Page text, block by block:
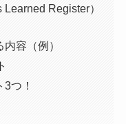
Register）
容（例）
つ！